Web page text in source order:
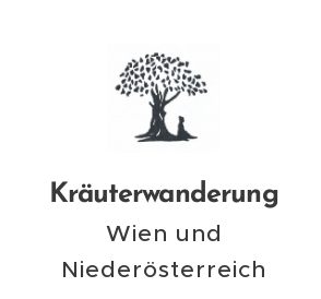
Kräuterwanderung
Wien und
Niederösterreich